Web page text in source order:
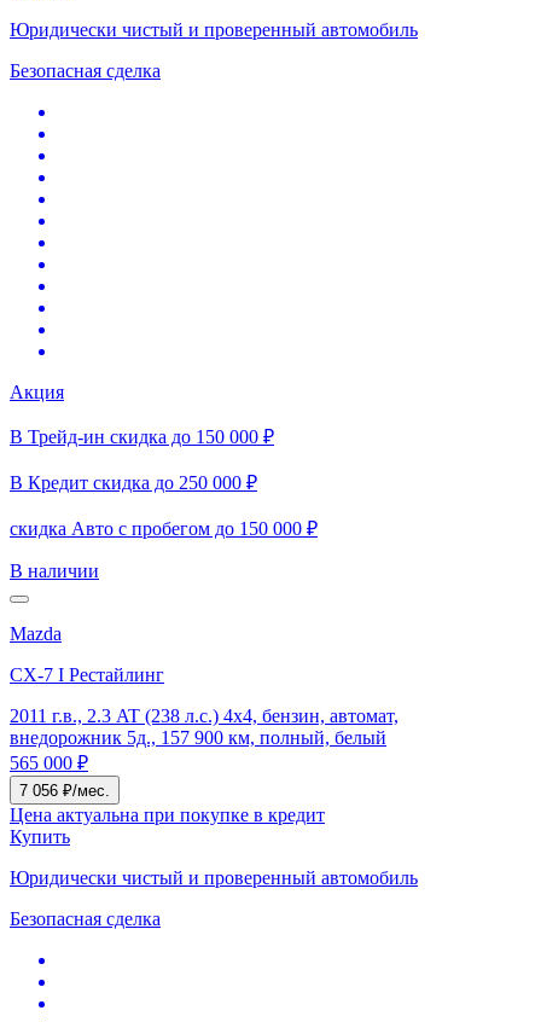
Юридически чистый и проверенный автомобиль
Безопасная сделка
Акция
В Трейд-ин скидка до 150 000 ₽
В Кредит скидка до 250 000 ₽
скидка Авто с пробегом до 150 000 ₽
В наличии
Mazda
CX-7 I Рестайлинг
2011 г.в., 2.3 AT (238 л.с.) 4x4, бензин, автомат,
внедорожник 5д., 157 900 км, полный, белый
565 000 ₽
7 056 ₽/мес.
Цена актуальна при покупке в кредит
Купить
Юридически чистый и проверенный автомобиль
Безопасная сделка